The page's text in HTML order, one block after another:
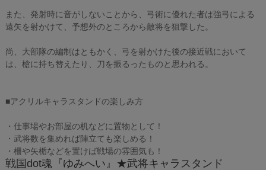
また、発射時に音がしないことから、弓術に優れた者は強弓による
遠矢を射かけて、予想外のところから敵将を狙撃した。
尚、大部隊の編制はともかく、弓を射かけた後の接近戦において
は、槍に持ち替えたり、刀を振るったものと思われる。
■アクリルキャラスタンドの楽しみ方
・仕事場やお部屋の机などに置物として！
・武将数を集めれば陣立ても楽しめる！
・柵や矢楯などを置けば戦場の雰囲気も！
戦国dot魂『ゆみへい』★武将キャラスタンド